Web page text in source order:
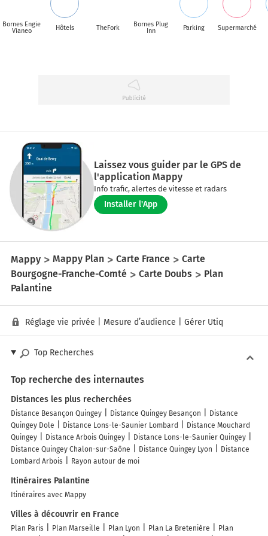
Bornes Engie
Vianeo
Hôtels TheFork
Bornes Plug
Inn
Parking Supermarché
Laissez vous guider par le GPS de
l'application Mappy
Info trafic, alertes de vitesse et radars
Installer l'App
Mappy Mappy Plan Carte France
Carte
Bourgogne-Franche-Comté
Carte Doubs
Plan
Palantine
Réglage vie privée Mesure d’audience Gérer Utiq
Top Recherches
Top recherche des internautes
Distances les plus recherchées
Distance Besançon Quingey Distance Quingey Besançon
Distance
Quingey Dole
Distance Lons-le-Saunier Lombard
Distance Mouchard
Quingey
Distance Arbois Quingey
Distance Lons-le-Saunier Quingey
Distance Quingey Chalon-sur-Saône
Distance Quingey Lyon
Distance
Lombard Arbois
Rayon autour de moi
Itinéraires Palantine
Itinéraires avec Mappy
Villes à découvrir en France
Plan Paris Plan Marseille Plan Lyon Plan La Bretenière
Plan